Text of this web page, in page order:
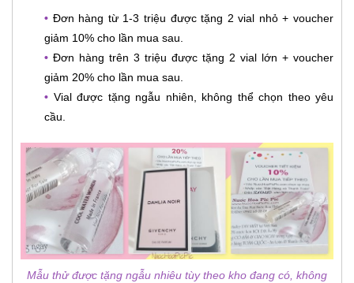
• Đơn hàng từ 1-3 triệu được tặng 2 vial nhỏ + voucher
giảm 10% cho lần mua sau.
• Đơn hàng trên 3 triệu được tặng 2 vial lớn + voucher
giảm 20% cho lần mua sau.
• Vial được tặng ngẫu nhiên, không thể chọn theo yêu
cầu.
Mẫu thử được tặng ngẫu nhiêu tùy theo kho đang có, không